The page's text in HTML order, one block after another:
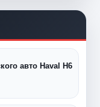
авто Haval H6